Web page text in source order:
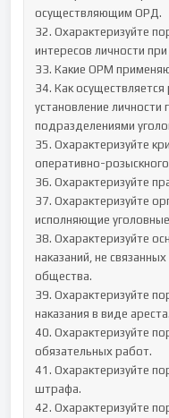
осуществляющим ОРД.
32. Охарактеризуйте
интересов личности
33. Какие ОРМ
34. Как
установление
подразделениями
35. Охарактеризуйте
оперативно-
36. Охарактеризуйте
37. Охарактеризуйте
исполняющие уголовные
38. Охарактеризуйте
наказаний, не
общества.
39. Охарактеризуйте
наказания в виде ареста.
40. Охарактеризуйте
обязательных работ.
41. Охарактеризуйте
штрафа.
42. Охарактеризуйте